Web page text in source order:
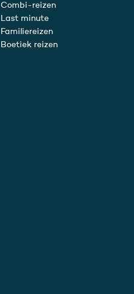
Combi-reizen
Last minute
Familiereizen
Boetiek reizen